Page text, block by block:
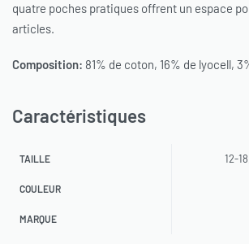
quatre poches pratiques offrent un espace
articles.
Composition: 81% de coton, 16% de lyocell,
Caractéristiques
TAILLE 12-
COULEUR
MARQUE